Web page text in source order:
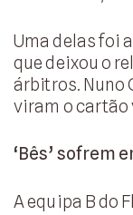
Uma delas foi
que deixou o
árbitros. Nuno
viram o cartão
‘Bês’ sofrem
A equipa B do